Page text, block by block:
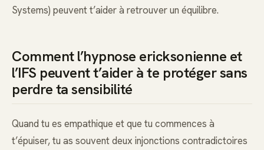
Systems) peuvent t’aider à retrouver un équilibre.
Comment l’hypnose ericksonienne et
l’IFS peuvent t’aider à te protéger sans
perdre ta sensibilité
Quand tu es empathique et que tu commences à
t’épuiser, tu as souvent deux injonctions contradictoires